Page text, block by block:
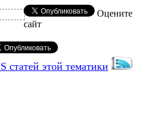
Оцените
сайт
статей этой тематики